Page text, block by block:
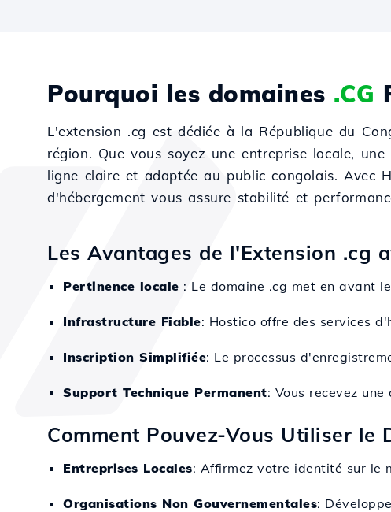
Pourquoi les domaines .CG
L'extension .cg est dédiée à la République du
région. Que vous soyez une entreprise locale,
ligne claire et adaptée au public congolais. Avec
d'hébergement vous assure stabilité et
Les Avantages de l'Extension .cg
Pertinence locale : Le domaine .cg met en avant
Infrastructure Fiable: Hostico offre des services
Inscription Simplifiée: Le processus
Support Technique Permanent: Vous recevez
Comment Pouvez-Vous Utiliser le
Entreprises Locales: Affirmez votre identité sur le
Organisations Non Gouvernementales: